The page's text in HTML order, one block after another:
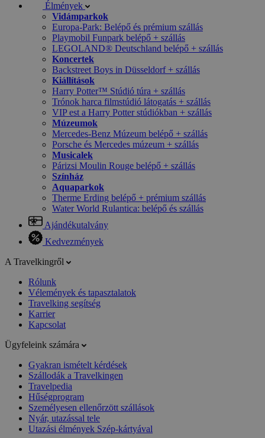
Élmények
Vidámparkok
Europa-Park: Belépő és prémium szállás
Playmobil Funpark belépő + szállás
LEGOLAND® Deutschland belépő + szállás
Koncertek
Backstreet Boys in Düsseldorf + szállás
Kiállítások
Harry Potter™ Stúdió túra + szállás
Trónok harca filmstúdió látogatás + szállás
VIP est a Harry Potter stúdiókban + szállás
Múzeumok
Mercedes-Benz Múzeum belépő + szállás
Porsche és Mercedes múzeum + szállás
Musicalek
Párizsi Moulin Rouge belépő + szállás
Színház
Aquaparkok
Therme Erding belépő + prémium szállás
Water World Rulantica: belépő és szállás
Ajándékutalvány
Kedvezmények
A Travelkingről
Rólunk
Vélemények és tapasztalatok
Travelking segítség
Karrier
Kapcsolat
Ügyfeleink számára
Gyakran ismételt kérdések
Szállodák a Travelkingen
Travelpedia
Hűségprogram
Személyesen ellenőrzött szállások
Nyár, utazással tele
Utazási élmények Szép-kártyával